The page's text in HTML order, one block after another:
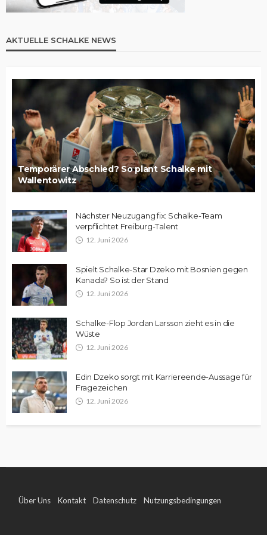
AKTUELLE SCHALKE NEWS
Temporärer Abschied? So plant Schalke mit
Wallentowitz
Nächster Neuzugang fix: Schalke-Team
verpflichtet Freiburg-Talent
12. Juni 2026
Spielt Schalke-Star Dzeko mit Bosnien gegen
Kanada? So ist der Stand
12. Juni 2026
Schalke-Flop Jordan Larsson zieht es in die
Wüste
12. Juni 2026
Edin Dzeko sorgt mit Karriereende-Aussage für
Fragezeichen
12. Juni 2026
Über Uns Kontakt Datenschutz Nutzungsbedingungen